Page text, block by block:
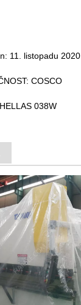
11. listopadu 2020
COSCO
038W